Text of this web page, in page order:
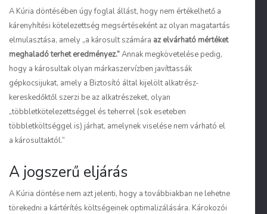
A Kúria döntésében úgy foglal állást, hogy nem értékelhető a
kárenyhítési kötelezettség megsértéseként az olyan magatartás
elmulasztása, amely „a károsult számára az elvárható mértéket
meghaladó terhet eredményez.”Annak megkövetelése pedig,
hogy a károsultak olyan márkaszervízben javíttassák
gépkocsijukat, amely a Biztosító által kijelölt alkatrész-
kereskedőktől szerzi be az alkatrészeket, olyan
„többletkötelezettséggel és teherrel (sok eseteben
többletköltséggel is) járhat, amelynek viselése nem várható el
a károsultaktól.”
A jogszerű eljárás
A Kúria döntése nem azt jelenti, hogy a továbbiakban ne lehetne
törekedni a kártérítés költségeinek optimalizálására. Károkozói